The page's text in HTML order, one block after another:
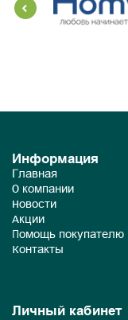
Информация
Главная
О компании
Новости
Акции
Помощь покупателю
Контакты
Личный кабинет